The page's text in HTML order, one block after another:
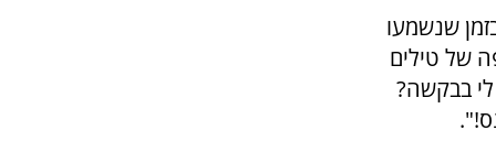
שנשמעו
של טילים
בבקשה?